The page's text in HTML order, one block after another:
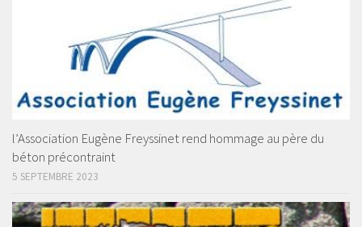
l’Association Eugène Freyssinet rend hommage au père du
béton précontraint
5 SEPTEMBRE 2023